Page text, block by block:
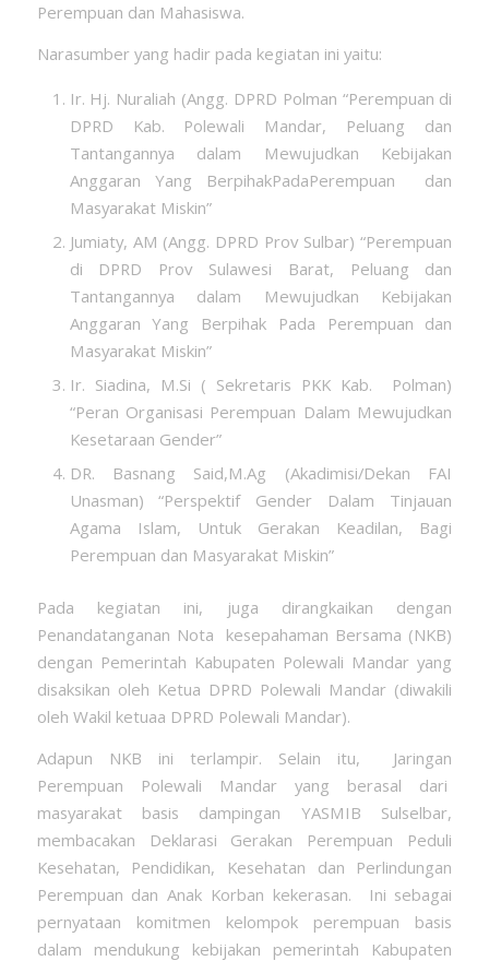
Perempuan dan Mahasiswa.
Narasumber yang hadir pada kegiatan ini yaitu:
Ir. Hj. Nuraliah (Angg. DPRD Polman “Perempuan di
DPRD Kab. Polewali Mandar, Peluang dan
Tantangannya dalam Mewujudkan Kebijakan
Anggaran Yang BerpihakPadaPerempuan dan
Masyarakat Miskin”
Jumiaty, AM (Angg. DPRD Prov Sulbar) “Perempuan
di DPRD Prov Sulawesi Barat, Peluang dan
Tantangannya dalam Mewujudkan Kebijakan
Anggaran Yang Berpihak Pada Perempuan dan
Masyarakat Miskin”
Ir. Siadina, M.Si ( Sekretaris PKK Kab. Polman)
“Peran Organisasi Perempuan Dalam Mewujudkan
Kesetaraan Gender”
DR. Basnang Said,M.Ag (Akadimisi/Dekan FAI
Unasman) “Perspektif Gender Dalam Tinjauan
Agama Islam, Untuk Gerakan Keadilan, Bagi
Perempuan dan Masyarakat Miskin”
Pada kegiatan ini, juga dirangkaikan dengan
Penandatanganan Nota kesepahaman Bersama (NKB)
dengan Pemerintah Kabupaten Polewali Mandar yang
disaksikan oleh Ketua DPRD Polewali Mandar (diwakili
oleh Wakil ketuaa DPRD Polewali Mandar).
Adapun NKB ini terlampir. Selain itu, Jaringan
Perempuan Polewali Mandar yang berasal dari
masyarakat basis dampingan YASMIB Sulselbar,
membacakan Deklarasi Gerakan Perempuan Peduli
Kesehatan, Pendidikan, Kesehatan dan Perlindungan
Perempuan dan Anak Korban kekerasan. Ini sebagai
pernyataan komitmen kelompok perempuan basis
dalam mendukung kebijakan pemerintah Kabupaten